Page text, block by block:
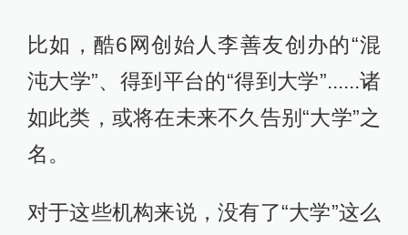
比如，酷6网创始人李善友创办的“混
沌大学”、得到平台的“得到大学”......诸
如此类，或将在未来不久告别“大学”之
名。
对于这些机构来说，没有了“大学”这么